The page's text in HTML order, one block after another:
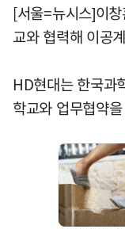
[서울=뉴시스]이
교와 협력해 이공
HD현대는 한국과
학교와 업무협약